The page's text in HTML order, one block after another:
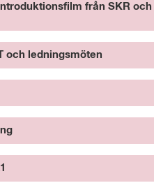
från SKR
och ledningsmöten